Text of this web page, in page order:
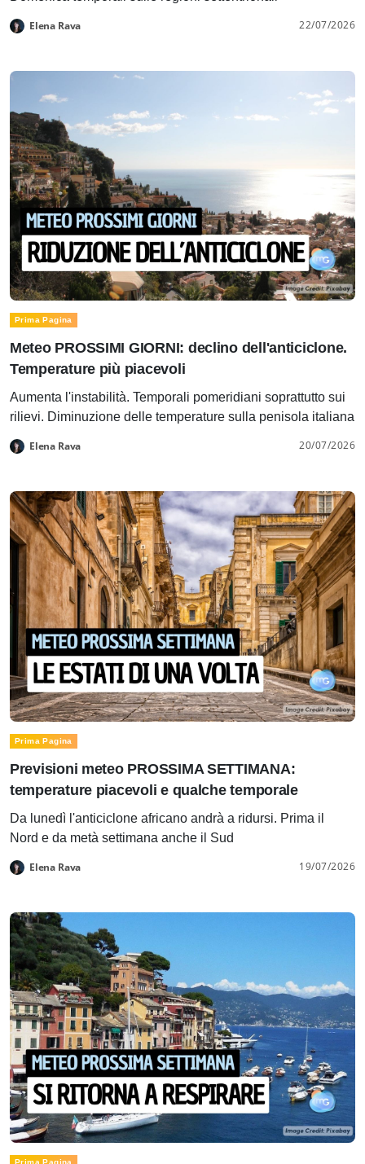
Elena Rava 22/07/2026
Prima Pagina
Meteo PROSSIMI GIORNI: declino dell'anticiclone.
Temperature più piacevoli
Aumenta l'instabilità. Temporali pomeridiani soprattutto sui
rilievi. Diminuzione delle temperature sulla penisola italiana
Elena Rava 20/07/2026
Prima Pagina
Previsioni meteo PROSSIMA SETTIMANA:
temperature piacevoli e qualche temporale
Da lunedì l'anticiclone africano andrà a ridursi. Prima il
Nord e da metà settimana anche il Sud
Elena Rava 19/07/2026
Prima Pagina